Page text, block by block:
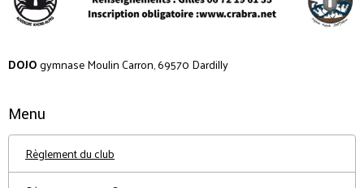
DOJOgymnase Moulin Carron, 69570 Dardilly
Menu
Règlement du club